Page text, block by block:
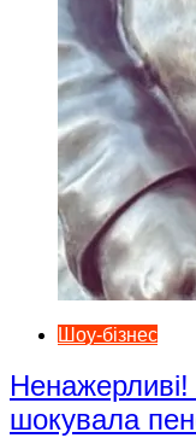
Шоу-бізнес
шокувала